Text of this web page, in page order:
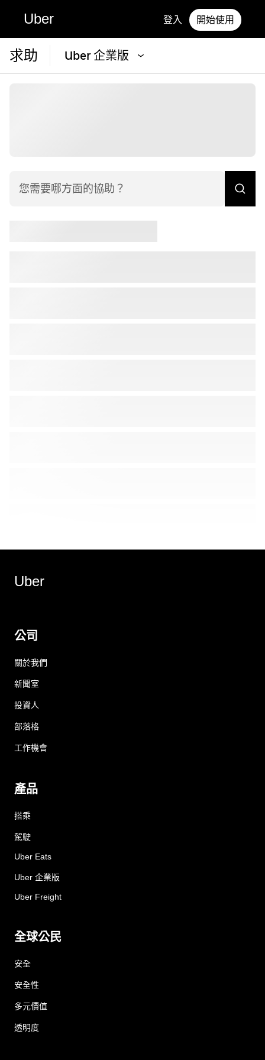
Uber 登入 開始使用
求助 Uber 企業版
Uber
公司
關於我們
新聞室
投資人
部落格
工作機會
產品
搭乘
駕駛
Uber Eats
Uber 企業版
Uber Freight
全球公民
安全
安全性
多元價值
透明度